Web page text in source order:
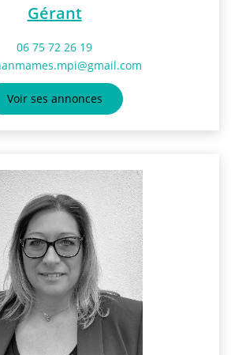
Gérant
06 75 72 26 19
Voir ses annonces